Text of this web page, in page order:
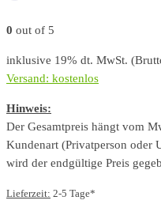
0 out of 5
inklusive 19% dt. MwSt.
Versand: kostenlos
Hinweis:
Der Gesamtpreis hängt vom
Kundenart (Privatperson oder
wird der endgültige Preis
Lieferzeit: 2-5 Tage*